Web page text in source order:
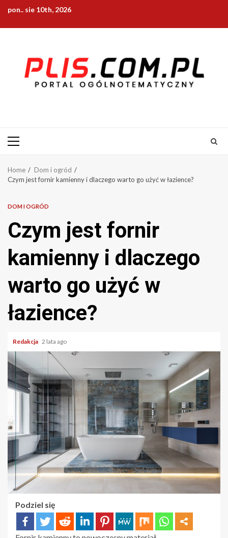
content
pon.. sie 10th, 2026
Primary
Home
Dom i ogród
Czym jest fornir kamienny i dlaczego warto go użyć w łazience?
DOM I OGRÓD
Czym jest fornir
kamienny i dlaczego
warto go użyć w
łazience?
Redakcja 2 lata ago
Podziel się